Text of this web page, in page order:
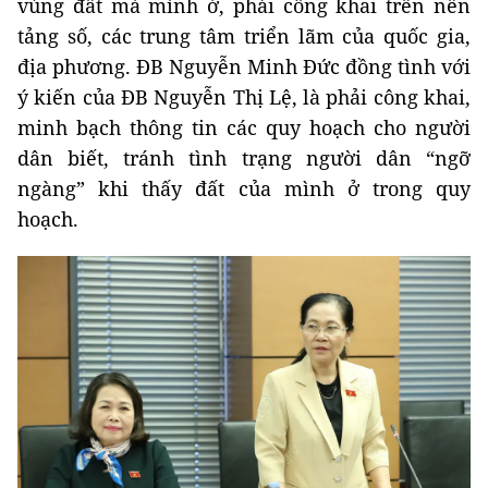
vùng đất mà mình ở, phải công khai trên nền
tảng số, các trung tâm triển lãm của quốc gia,
địa phương. ĐB Nguyễn Minh Đức đồng tình với
ý kiến của ĐB Nguyễn Thị Lệ, là phải công khai,
minh bạch thông tin các quy hoạch cho người
dân biết, tránh tình trạng người dân “ngỡ
ngàng” khi thấy đất của mình ở trong quy
hoạch.